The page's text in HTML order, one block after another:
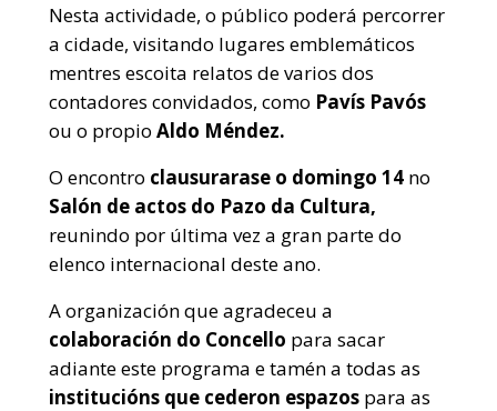
Nesta actividade, o público poderá percorrer
a cidade, visitando lugares emblemáticos
mentres escoita relatos de varios dos
contadores convidados, como Pavís Pavós
ou o propio Aldo Méndez.
O encontro clausurarase o domingo 14 no
Salón de actos do Pazo da Cultura,
reunindo por última vez a gran parte do
elenco internacional deste ano.
A organización que agradeceu a
colaboración do Concello para sacar
adiante este programa e tamén a todas as
institucións que cederon espazos para as